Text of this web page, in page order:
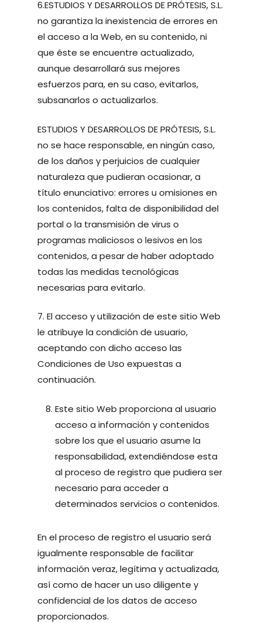
6.ESTUDIOS Y DESARROLLOS DE PRÓTESIS, S.L.
no garantiza la inexistencia de errores en
el acceso a la Web, en su contenido, ni
que éste se encuentre actualizado,
aunque desarrollará sus mejores
esfuerzos para, en su caso, evitarlos,
subsanarlos o actualizarlos.
ESTUDIOS Y DESARROLLOS DE PRÓTESIS, S.L.
no se hace responsable, en ningún caso,
de los daños y perjuicios de cualquier
naturaleza que pudieran ocasionar, a
título enunciativo: errores u omisiones en
los contenidos, falta de disponibilidad del
portal o la transmisión de virus o
programas maliciosos o lesivos en los
contenidos, a pesar de haber adoptado
todas las medidas tecnológicas
necesarias para evitarlo.
7. El acceso y utilización de este sitio Web
le atribuye la condición de usuario,
aceptando con dicho acceso las
Condiciones de Uso expuestas a
continuación.
Este sitio Web proporciona al usuario
acceso a información y contenidos
sobre los que el usuario asume la
responsabilidad, extendiéndose esta
al proceso de registro que pudiera ser
necesario para acceder a
determinados servicios o contenidos.
En el proceso de registro el usuario será
igualmente responsable de facilitar
información veraz, legítima y actualizada,
así como de hacer un uso diligente y
confidencial de los datos de acceso
proporcionados.